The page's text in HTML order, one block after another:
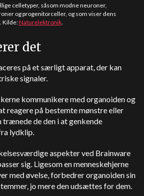
celletyper, såsom modne neuroner,
og progenitorceller, og som viser dens
Kilde:Naturelektronik.
det
på et særligt apparat, der kan
signaler.
kommunikere med organoiden og
reagere på bestemte mønstre eller
trænede de den i at genkende
lydklip.
aspekter ved Brainware
sig. Ligesom en menneskehjerne
med øvelse, forbedrer organoiden sin
jo mere den udsættes for dem.